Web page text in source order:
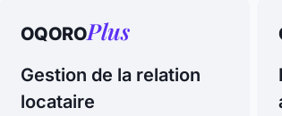
OQOROPlus
Gestion de la relation
locataire